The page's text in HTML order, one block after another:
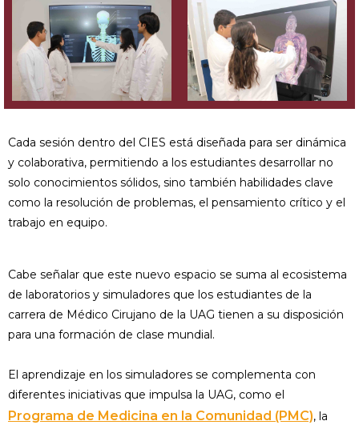
Cada sesión dentro del CIES está diseñada para ser dinámica
y colaborativa, permitiendo a los estudiantes desarrollar no
solo conocimientos sólidos, sino también habilidades clave
como la resolución de problemas, el pensamiento crítico y el
trabajo en equipo.
Cabe señalar que este nuevo espacio se suma al ecosistema
de laboratorios y simuladores que los estudiantes de la
carrera de Médico Cirujano de la UAG tienen a su disposición
para una formación de clase mundial.
El aprendizaje en los simuladores se complementa con
diferentes iniciativas que impulsa la UAG, como el
Programa de Medicina en la Comunidad (PMC), la